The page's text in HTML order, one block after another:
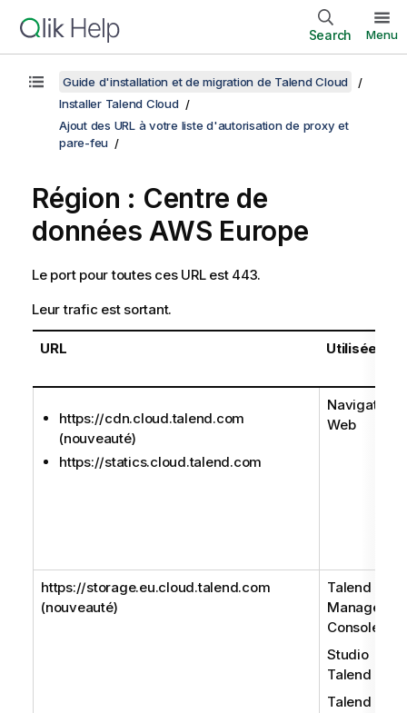
Search Menu
Guide d'installation et de migration de Talend Cloud
Installer Talend Cloud
Ajout des URL à votre liste d'autorisation de proxy et
pare-feu
Région : Centre de
données AWS Europe
Le port pour toutes ces URL est 443.
Leur trafic est sortant.
URL Utilisée par
https://cdn.cloud.talend.com
(nouveauté)
https://statics.cloud.talend.com
Navigateur
Web
https://storage.eu.cloud.talend.com
(nouveauté)
Talend
Console
Studio
Talend
Talend